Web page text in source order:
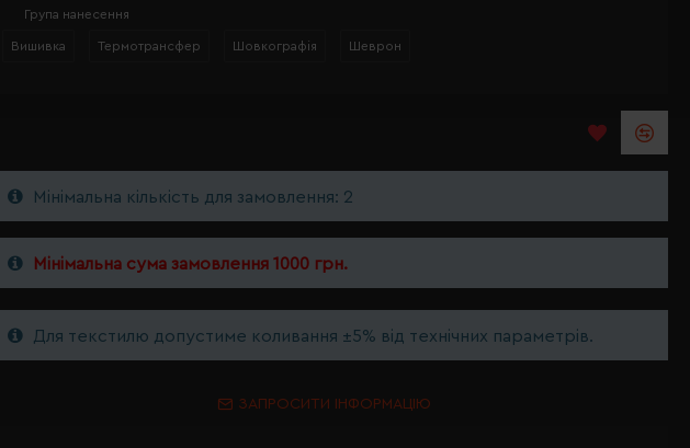
Група нанесення
Вишивка Термотрансфер Шовкографія Шеврон
Мінімальна кількість для замовлення: 2
Мінімальна сума замовлення 1000 грн.
Для текстилю допустиме коливання ±5% від технічних параметрів.
ЗАПРОСИТИ ІНФОРМАЦІЮ